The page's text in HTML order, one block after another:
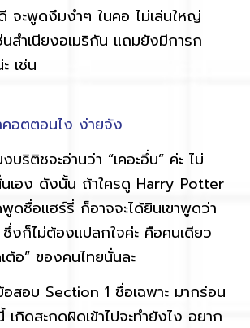
จะพูดงึมงำๆ ในคอ ไม่เล่นใหญ่
สำเนียงอเมริกัน แถมยังมีการก
เช่น
ตตอนไง ง่ายจัง
ริติชจะอ่านว่า “เคอะอึ่น” ค่ะ ไม่
เอง ดังนั้น ถ้าใครดู Harry Potter
ชื่อแฮร์รี่ ก็อาจจะได้ยินเขาพูดว่า
ซึ่งก็ไม่ต้องแปลกใจค่ะ คือคนเดียว
อ” ของคนไทยนั่นละ
อบ Section 1 ชื่อเฉพาะ มากร่อน
เกิดสะกดผิดเข้าไปจะทำยังไง อยาก